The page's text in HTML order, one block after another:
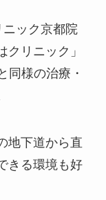
ック京都院
リニック」
同様の治療・
地下道から直
きる環境も好